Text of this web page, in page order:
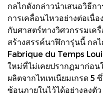
กลไกดังกล่าวนำเสนอวิธีก
การเคลื่อนไหวอย่างต่อเนื่
กับศาสตร์ทางวิศวกรรมเค
สร้างสรรค์นาฬิการุ่นนี้ กล
Fabrique du Temps
ใหม่ที่ไม่เคยปรากฏมาก่อน
ผลิตจากไทเทเนียมเกรด 5
ซ้อนภายในไว้ได้อย่างลงตั